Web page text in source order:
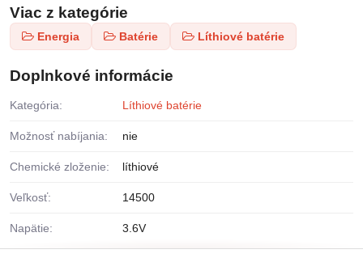
Viac z kategórie
Energia Batérie Líthiové batérie
Doplnkové informácie
Kategória: Líthiové batérie
Možnosť nabíjania: nie
Chemické zloženie: líthiové
Veľkosť: 14500
Napätie: 3.6V